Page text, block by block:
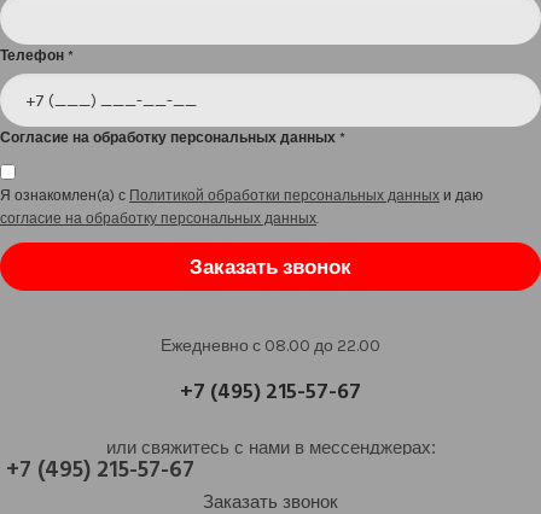
Телефон *
Согласие на обработку персональных данных *
Я ознакомлен(а) с Политикой обработки персональных данных и даю
согласие на обработку персональных данных.
Заказать звонок
Ежедневно с 08.00 до 22.00
+7 (495) 215-57-67
или свяжитесь с нами в мессенджерах:
+7 (495) 215-57-67
Заказать звонок